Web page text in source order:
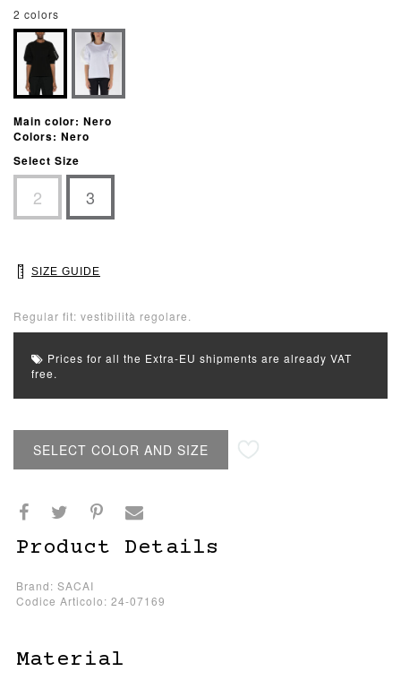
2 colors
Main color: Nero
Colors: Nero
Select Size
2 3
SIZE GUIDE
Regular fit: vestibilità regolare.
Prices for all the Extra-EU shipments are already VAT
free.
SELECT COLOR AND SIZE
Product Details
Brand: SACAI
Codice Articolo: 24-07169
Material